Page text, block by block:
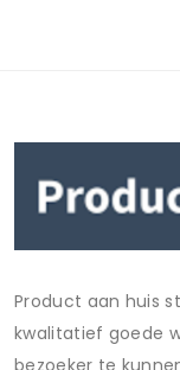
Product aan huis
kwalitatief goede
bezoeker te